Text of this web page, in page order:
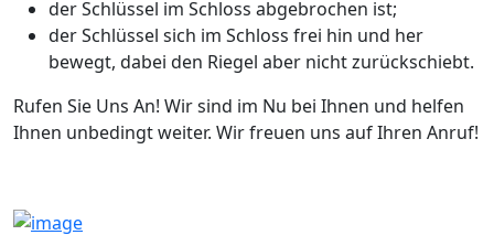
der Schlüssel im Schloss abgebrochen ist;
der Schlüssel sich im Schloss frei hin und her
bewegt, dabei den Riegel aber nicht zurückschiebt.
Rufen Sie Uns An! Wir sind im Nu bei Ihnen und helfen
Ihnen unbedingt weiter. Wir freuen uns auf Ihren Anruf!